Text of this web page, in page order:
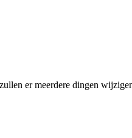
er meerdere dingen